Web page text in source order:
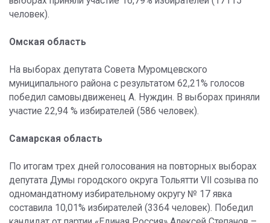
человек).
Омская область
На выборах депутата Совета Муромцевского
муниципального района с результатом 62,21% голосов
победил самовыдвиженец А. Нуждин. В выборах приняли
участие 22,94 % избирателей (586 человек).
Самарская область
По итогам трех дней голосования на повторных выборах
депутата Думы городского округа Тольятти VII созыва по
одномандатному избирательному округу № 17 явка
составила 10,01% избирателей (3364 человек). Победил